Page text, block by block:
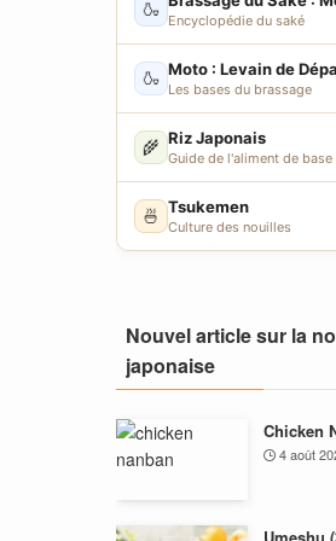
🍶
Encyclopédie du saké
🍶 Moto : Levain de
Les bases du brassage
🌾 Riz Japonais
Guide de l'aliment de base
🍜 Tsukemen
Culture des nouilles
Nouvel article sur la
japonaise
Chicken
4 août